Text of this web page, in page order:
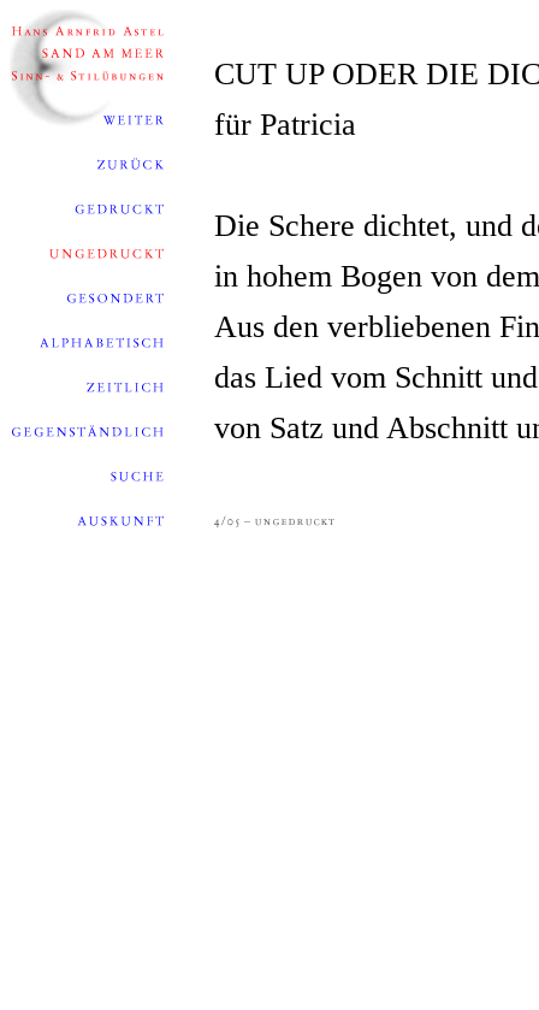
CUT UP ODER DIE
für Patricia
Die Schere dichtet, und
in hohem Bogen von
Aus den verbliebenen
das Lied vom Schnitt
von Satz und Abschnitt